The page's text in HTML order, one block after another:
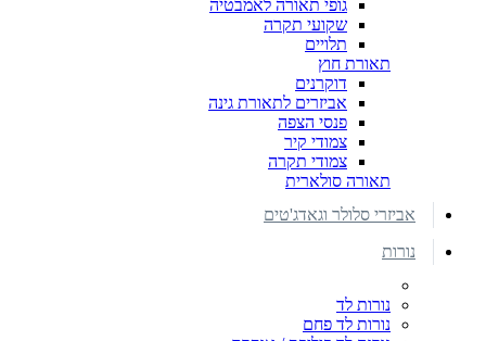
גופי תאורה לאמבטיה
שקועי תקרה
תלויים
תאורת חוץ
דוקרנים
אביזרים לתאורת גינה
פנסי הצפה
צמודי קיר
צמודי תקרה
תאורה סולארית
אביזרי סלולר וגאדג'טים
נורות
נורות לד
נורות לד פחם